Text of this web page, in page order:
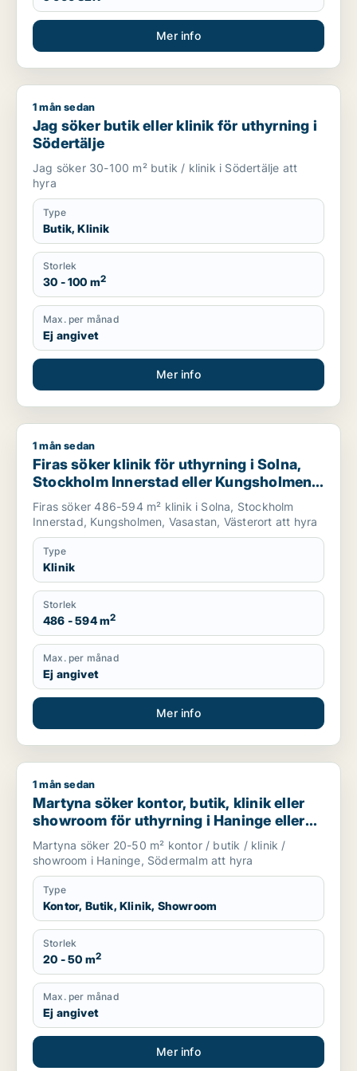
Mer info
Jag söker butik eller klinik för uthyrning i Södertälje
1 mån sedan
Jag söker butik eller klinik för uthyrning i
Södertälje
Jag söker 30-100 m² butik / klinik i Södertälje att
hyra
Type
Butik, Klinik
Storlek
30 - 100 m2
Max. per månad
Ej angivet
Mer info
Firas söker klinik för uthyrning i Solna, Stockholm Innerstad
1 mån sedan
Firas söker klinik för uthyrning i Solna,
Stockholm Innerstad eller Kungsholmen
m.fl.
Firas söker 486-594 m² klinik i Solna, Stockholm
Innerstad, Kungsholmen, Vasastan, Västerort att hyra
Type
Klinik
Storlek
486 - 594 m2
Max. per månad
Ej angivet
Mer info
Martyna söker kontor, butik, klinik eller showroom för
1 mån sedan
Martyna söker kontor, butik, klinik eller
showroom för uthyrning i Haninge eller
Södermalm
Martyna söker 20-50 m² kontor / butik / klinik /
showroom i Haninge, Södermalm att hyra
Type
Kontor, Butik, Klinik, Showroom
Storlek
20 - 50 m2
Max. per månad
Ej angivet
Mer info